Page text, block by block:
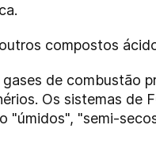
compostos
de combustão
Os sistemas de
"úmidos", "semi-